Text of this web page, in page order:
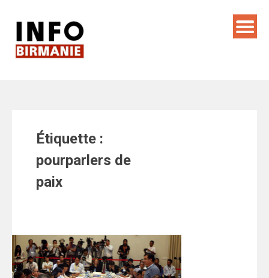
Étiquette :
pourparlers de
paix